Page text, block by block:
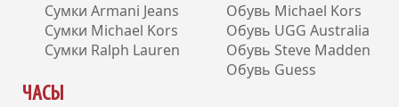
Сумки Armani Jeans
Сумки Michael Kors
Сумки Ralph Lauren
Обувь Michael Kors
Обувь UGG Australia
Обувь Steve Madden
Обувь Guess
ЧАСЫ